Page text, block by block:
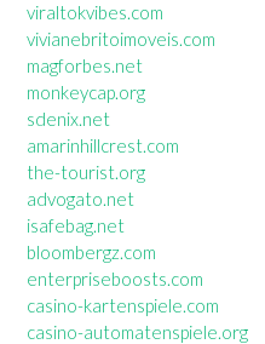
viraltokvibes.com
vivianebritoimoveis.com
magforbes.net
monkeycap.org
sdenix.net
amarinhillcrest.com
the-tourist.org
advogato.net
isafebag.net
bloombergz.com
enterpriseboosts.com
casino-kartenspiele.com
casino-automatenspiele.org